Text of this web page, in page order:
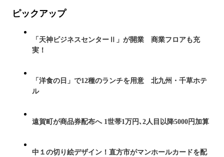
ピックアップ
「天神ビジネスセンターⅡ」が開業 商業フロアも充
実！
「洋食の日」で12種のランチを用意 北九州・千草ホテ
ル
遠賀町が商品券配布へ 1世帯1万円､2人目以降5000円加算
中１の切り絵デザイン！直方市がマンホールカードを配